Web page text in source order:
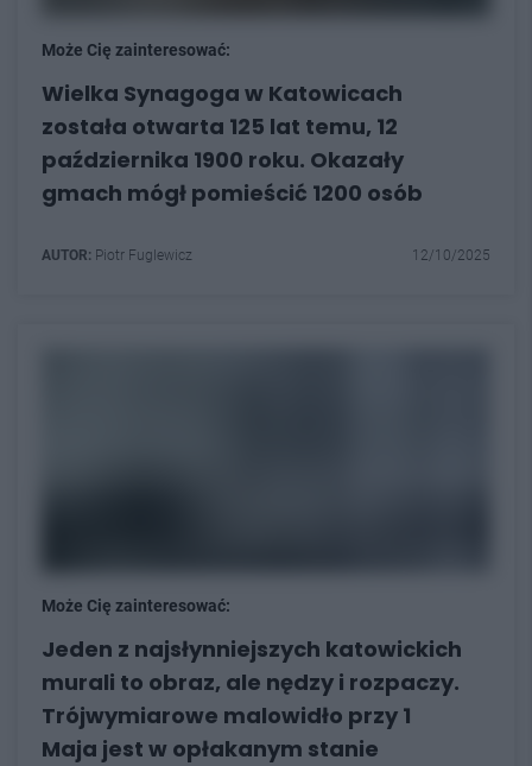
Może Cię zainteresować:
Wielka Synagoga w Katowicach
została otwarta 125 lat temu, 12
października 1900 roku. Okazały
gmach mógł pomieścić 1200 osób
AUTOR: Piotr Fuglewicz 12/10/2025
Może Cię zainteresować:
Jeden z najsłynniejszych katowickich
murali to obraz, ale nędzy i rozpaczy.
Trójwymiarowe malowidło przy 1
Maja jest w opłakanym stanie